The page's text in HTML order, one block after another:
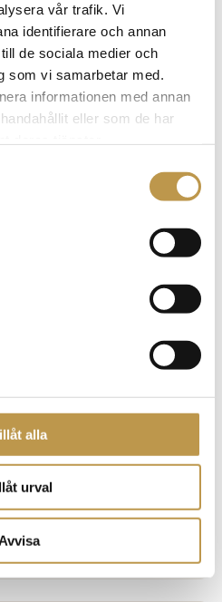
vår trafik. Vi
identifierare och annan
de sociala medier och
som vi samarbetar med.
informationen med annan
eller som de har
alla
urval
Avvisa
Business manager
& stöd